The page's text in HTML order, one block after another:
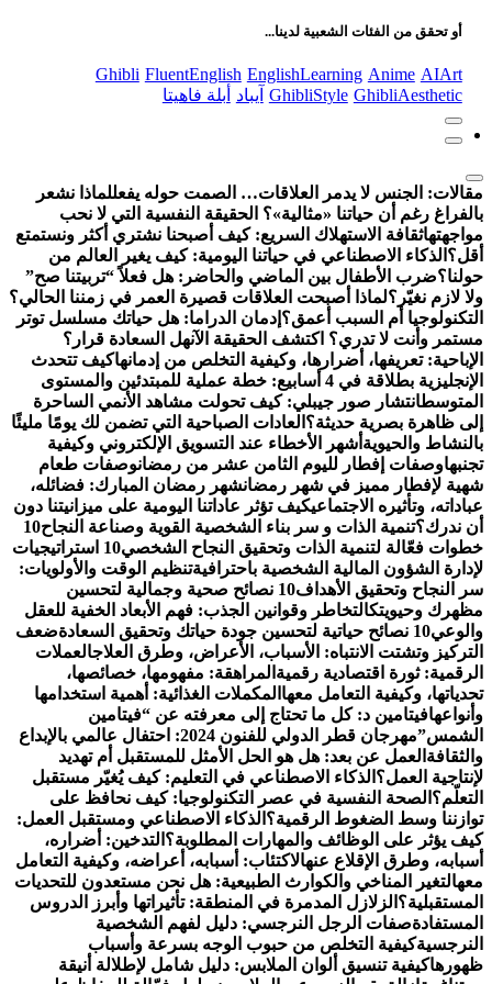
أو تحقق من الفئات الشعبية لدينا...
AIArt
Anime
EnglishLearning
FluentEnglish
Ghibli
GhibliAesthetic
GhibliStyle آيباد أبلة فاهيتا
مقالات: الجنس لا يدمر العلاقات… الصمت حوله يفعللماذا نشعر
بالفراغ رغم أن حياتنا «مثالية»؟ الحقيقة النفسية التي لا نحب
مواجهتهاثقافة الاستهلاك السريع: كيف أصبحنا نشتري أكثر ونستمتع
أقل؟ الذكاء الاصطناعي في حياتنا اليومية: كيف يغير العالم من
حولنا؟ضرب الأطفال بين الماضي والحاضر: هل فعلاً “تربيتنا صح”
ولا لازم نغيّر؟لماذا أصبحت العلاقات قصيرة العمر في زمننا الحالي؟
التكنولوجيا أم السبب أعمق؟ إدمان الدراما: هل حياتك مسلسل توتر
مستمر وأنت لا تدري؟ اكتشف الحقيقة الآنهل السعادة قرار؟
الإباحية: تعريفها، أضرارها، وكيفية التخلص من إدمانهاكيف تتحدث
الإنجليزية بطلاقة في 4 أسابيع: خطة عملية للمبتدئين والمستوى
المتوسطانتشار صور جيبلي: كيف تحولت مشاهد الأنمي الساحرة
إلى ظاهرة بصرية حديثة؟ العادات الصباحية التي تضمن لك يومًا مليئًا
بالنشاط والحيوية أشهر الأخطاء عند التسويق الإلكتروني وكيفية
تجنبهاوصفات إفطار لليوم الثامن عشر من رمضانوصفات طعام
شهية لإفطار مميز في شهر رمضانشهر رمضان المبارك: فضائله،
عباداته، وتأثيره الاجتماعيكيف تؤثر عاداتنا اليومية على ميزانيتنا دون
أن ندرك؟تنمية الذات و سر بناء الشخصية القوية وصناعة النجاح10
خطوات فعّالة لتنمية الذات وتحقيق النجاح الشخصي
10 استراتيجيات
لإدارة الشؤون المالية الشخصية باحترافيةتنظيم الوقت والأولويات:
سر النجاح وتحقيق الأهداف
10 نصائح صحية وجمالية لتحسين
مظهرك وحيويتكالتخاطر وقوانين الجذب: فهم الأبعاد الخفية للعقل
والوعي10 نصائح حياتية لتحسين جودة حياتك وتحقيق السعادة
ضعف
التركيز وتشتت الانتباه: الأسباب، الأعراض، وطرق العلاجالعملات
الرقمية: ثورة اقتصادية رقمية المراهقة: مفهومها، خصائصها،
تحدياتها، وكيفية التعامل معها المكملات الغذائية: أهمية استخدامها
وأنواعهافيتامين د: كل ما تحتاج إلى معرفته عن “فيتامين
الشمس”
مهرجان قطر الدولي للفنون 2024: احتفال عالمي بالإبداع
والثقافة العمل عن بعد: هل هو الحل الأمثل للمستقبل أم تهديد
لإنتاجية العمل؟ الذكاء الاصطناعي في التعليم: كيف يُغيّر مستقبل
التعلّم؟ الصحة النفسية في عصر التكنولوجيا: كيف نحافظ على
توازننا وسط الضغوط الرقمية؟ الذكاء الاصطناعي ومستقبل العمل:
كيف يؤثر على الوظائف والمهارات المطلوبة؟ التدخين: أضراره،
أسبابه، وطرق الإقلاع عنهالاكتئاب: أسبابه، أعراضه، وكيفية التعامل
معهالتغير المناخي والكوارث الطبيعية: هل نحن مستعدون للتحديات
المستقبلية؟ الزلازل المدمرة في المنطقة: تأثيراتها وأبرز الدروس
المستفادةصفات الرجل النرجسي: دليل لفهم الشخصية
النرجسيةكيفية التخلص من حبوب الوجه بسرعة وأسباب
ظهورهاكيفية تنسيق ألوان الملابس: دليل شامل لإطلالة أنيقة